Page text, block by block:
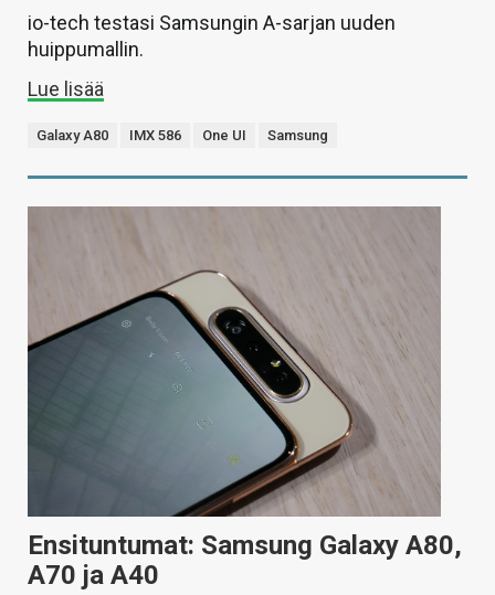
io-tech testasi Samsungin A-sarjan uuden
huippumallin.
Lue lisää
Galaxy A80 IMX 586 One UI Samsung
Ensituntumat: Samsung Galaxy A80,
A70 ja A40